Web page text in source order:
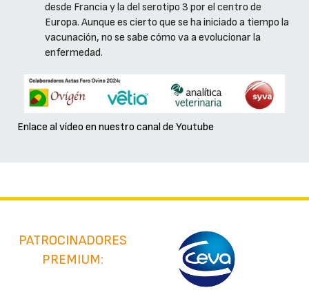
desde Francia y la del serotipo 3 por el centro de
Europa. Aunque es cierto que se ha iniciado a tiempo la
vacunación, no se sabe cómo va a evolucionar la
enfermedad.
Enlace al vídeo en nuestro canal de Youtube
PATROCINADORES
PREMIUM: